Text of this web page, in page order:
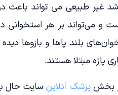
غیر طبیعی می تواند باعث
و می‌تواند بر هر استخوانی
بخش پزشک آنلاینسایت حال